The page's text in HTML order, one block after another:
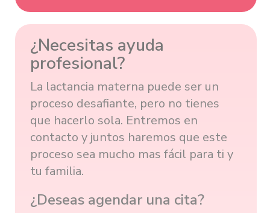
¿Necesitas ayuda
profesional?
La lactancia materna puede ser un
proceso desafiante, pero no tienes
que hacerlo sola. Entremos en
contacto y juntos haremos que este
proceso sea mucho mas fácil para ti y
tu familia.
¿Deseas agendar una cita?